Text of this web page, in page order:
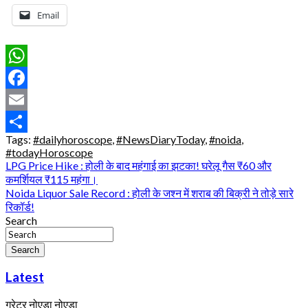
Email
WhatsApp
Facebook
Email
Share
Tags: #dailyhoroscope #NewsDiaryToday, #noida
#todayHoroscope
Post
navigation
LPG Price Hike : होली के बाद महंगाई का झटका! घरेलू गैस ₹60 और
कमर्शियल ₹115 महंगा।
Noida Liquor Sale Record : होली के जश्न में शराब की बिक्री ने तोड़े सारे
रिकॉर्ड!
Search
Search
Latest
ग्रेटर नोएडानोएडा